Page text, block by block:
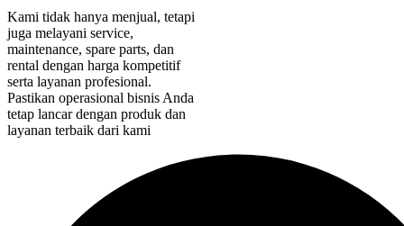
Kami tidak hanya menjual, tetapi
juga melayani service,
maintenance, spare parts, dan
rental dengan harga kompetitif
serta layanan profesional.
Pastikan operasional bisnis Anda
tetap lancar dengan produk dan
layanan terbaik dari kami